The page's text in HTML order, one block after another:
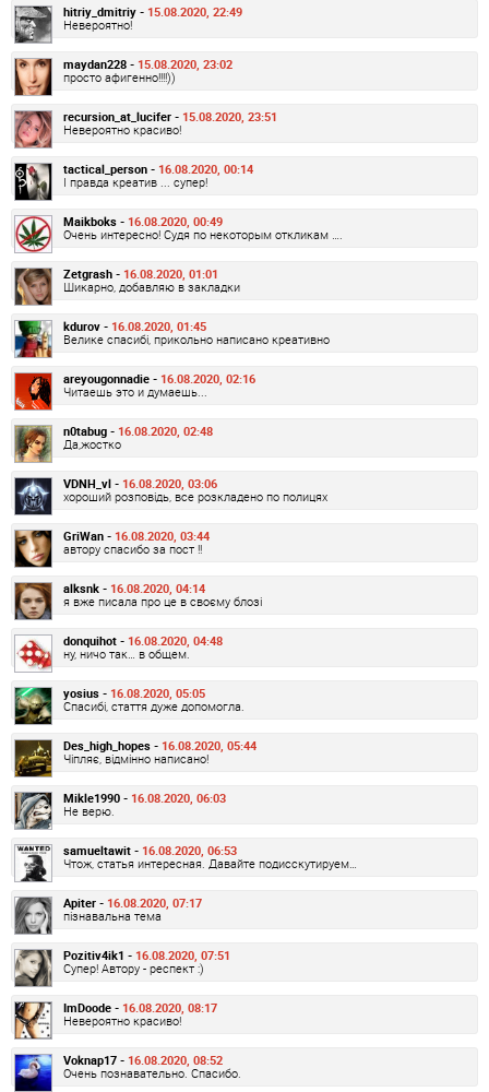
hitriy_dmitriy - 15.08.2020, 22:49
Невероятно!
maydan228 - 15.08.2020, 23:02
просто афигенно!!!!))
recursion_at_lucifer - 15.08.2020, 23:51
Невероятно красиво!
tactical_person - 16.08.2020, 00:14
І правда креатив ... супер!
Maikboks - 16.08.2020, 00:49
Очень интересно! Судя по некоторым откликам ….
Zetgrash - 16.08.2020, 01:01
Шикарно, добавляю в закладки
kdurov - 16.08.2020, 01:45
Велике спасибі, прикольно написано креативно
areyougonnadie - 16.08.2020, 02:16
Читаешь это и думаешь...
n0tabug - 16.08.2020, 02:48
Да,жостко
VDNH_vl - 16.08.2020, 03:06
хороший розповідь, все розкладено по полицях
GriWan - 16.08.2020, 03:44
автору спасибо за пост !!
alksnk - 16.08.2020, 04:14
я вже писала про це в своєму блозі
donquihot - 16.08.2020, 04:48
ну, ничо так… в общем.
yosius - 16.08.2020, 05:05
Спасибі, стаття дуже допомогла.
Des_high_hopes - 16.08.2020, 05:44
Чіпляє, відмінно написано!
Mikle1990 - 16.08.2020, 06:03
Не верю.
samueltawit - 16.08.2020, 06:53
Чтож, статья интересная. Давайте подисскутируем…
Apiter - 16.08.2020, 07:17
пізнавальна тема
Pozitiv4ik1 - 16.08.2020, 07:51
Супер! Автору - респект :)
ImDoode - 16.08.2020, 08:17
Невероятно красиво!
Voknap17 - 16.08.2020, 08:52
Очень познавательно. Спасибо.